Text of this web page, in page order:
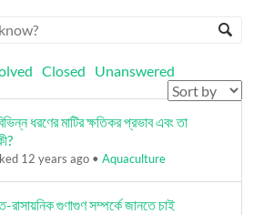
Closed Unanswered
ধরণের মাটির ক্ষতিকর প্রভাব এবং তা
12 years ago •Aquaculture
রাসায়নিক গুণাগুণ সম্পর্কে জানতে চাই